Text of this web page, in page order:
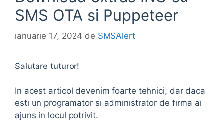
SMS OTA si Puppeteer
ianuarie 17, 2024 de SMSAlert
Salutare tuturor!
In acest articol devenim foarte tehnici, dar daca
esti un programator si administrator de firma ai
ajuns in locul potrivit.